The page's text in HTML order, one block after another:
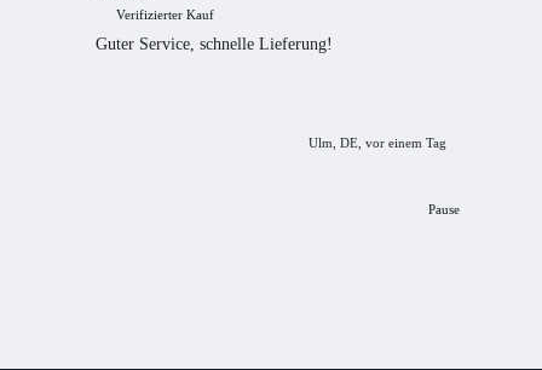
Verifizierter Kauf
Guter Service, schnelle Lieferung!
Ulm, DE, vor einem Tag
Pause